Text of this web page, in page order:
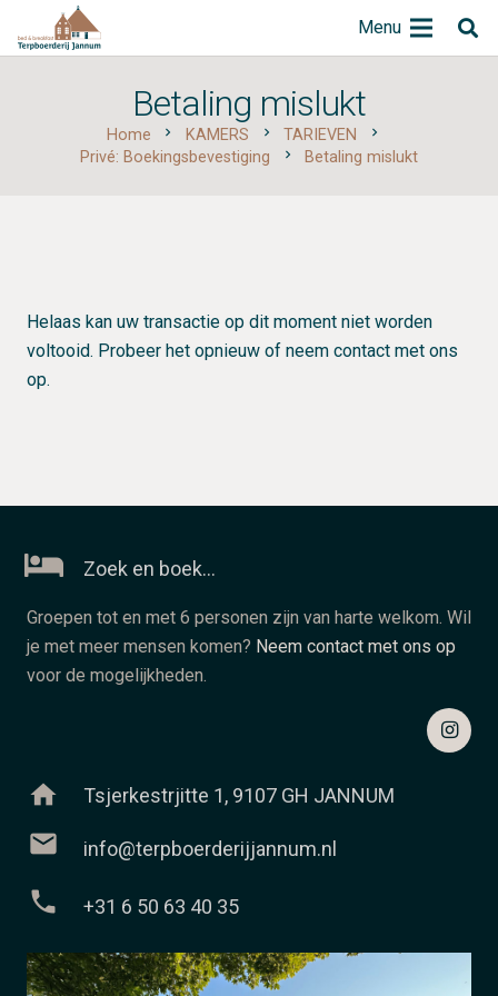
Menu
Betaling mislukt
Home chevron_right KAMERS chevron_right TARIEVEN chevron_right
Privé: Boekingsbevestiging chevron_right Betaling mislukt
Helaas kan uw transactie op dit moment niet worden
voltooid. Probeer het opnieuw of neem contact met ons
op.
Zoek en boek…
Groepen tot en met 6 personen zijn van harte welkom. Wil
je met meer mensen komen? Neem contact met ons op
voor de mogelijkheden.
home Tsjerkestrjitte 1, 9107 GH JANNUM
mail info@terpboerderijjannum.nl
phone +31 6 50 63 40 35